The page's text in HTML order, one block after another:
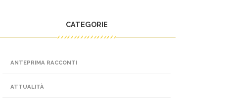
CATEGORIE
ANTEPRIMA RACCONTI
ATTUALITÀ